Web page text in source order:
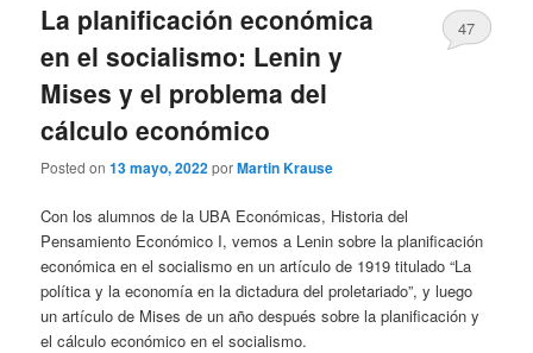
La planificación económica
en el socialismo: Lenin y
Mises y el problema del
cálculo económico
Posted on13 mayo, 2022porMartin Krause
47
Con los alumnos de la UBA Económicas, Historia del
Pensamiento Económico I, vemos a Lenin sobre la planificación
económica en el socialismo en un artículo de 1919 titulado “La
política y la economía en la dictadura del proletariado”, y luego
un artículo de Mises de un año después sobre la planificación y
el cálculo económico en el socialismo.